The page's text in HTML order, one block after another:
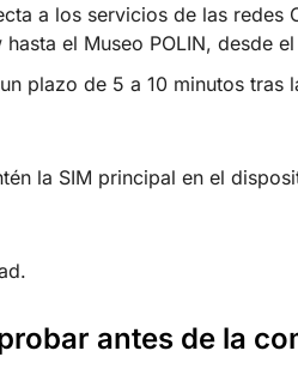
a los servicios de las
el Museo POLIN, desde
plazo de 5 a 10 minutos tras
la SIM principal en el
antes de la